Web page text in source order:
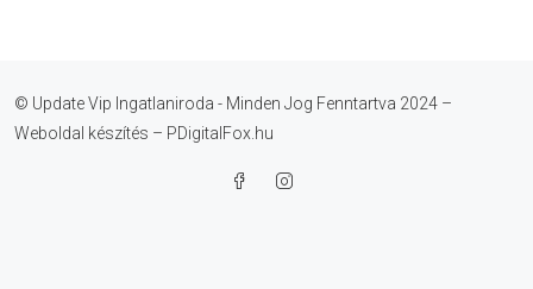
© Update Vip Ingatlaniroda - Minden Jog Fenntartva 2024 –
Weboldal készítés – PDigitalFox.hu